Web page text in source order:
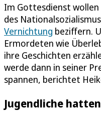
Im Gottesdienst wollen
des
Vernichtung beziffern.
Ermordeten wie
ihre Geschichten
werde dann in seiner
spannen, berichtet
Jugendliche